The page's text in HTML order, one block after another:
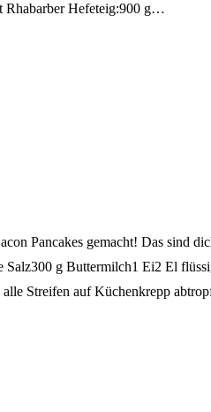
Rhabarber Hefeteig:900 g…
Pancakes gemacht! Das
g Buttermilch1 Ei2 El
Streifen auf Küchenkrepp